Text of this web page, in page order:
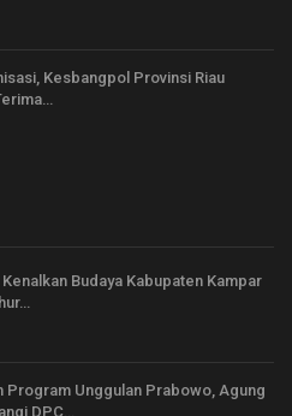
Kesbangpol Provinsi Riau
Budaya Kabupaten Kampar
Program Unggulan Prabowo, Agung
DPC…